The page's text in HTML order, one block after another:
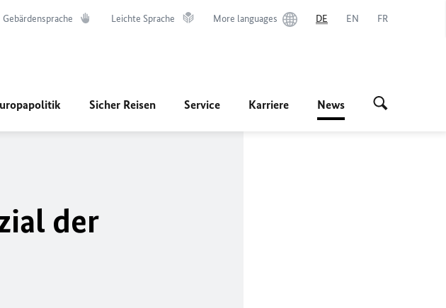
Gebärdensprache Leichte Sprache More languages DE EN FR
Sicher Reisen Service Karriere News
der